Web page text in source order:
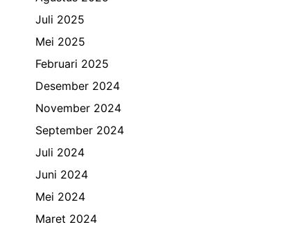
Juli 2025
Mei 2025
Februari 2025
Desember 2024
November 2024
September 2024
Juli 2024
Juni 2024
Mei 2024
Maret 2024